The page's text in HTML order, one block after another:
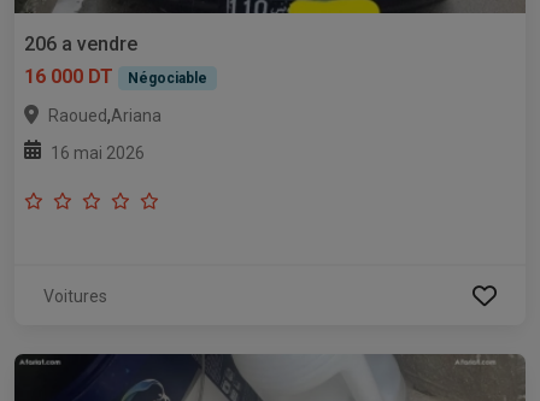
206 a vendre
16 000 DT
Négociable
Raoued,Ariana
16 mai 2026
Voitures